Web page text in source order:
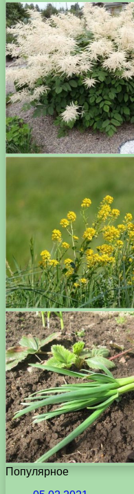
Популярное